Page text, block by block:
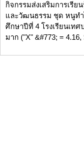
กิจกรรมส่งเสริมการเรี
และวัฒนธรรม ชุด หนูทำ
ศึกษาปีที่ 4 โรงเรียนเท
มาก ("X" &#773; = 4.16,